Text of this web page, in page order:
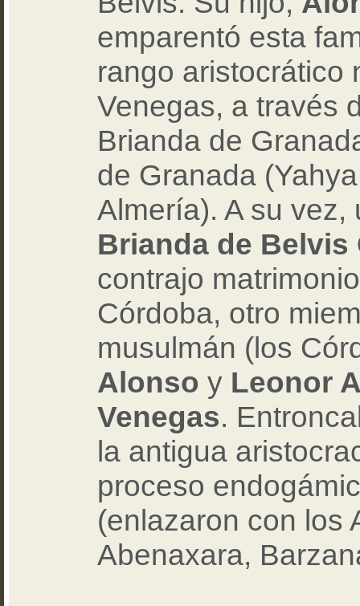
emparentó esta
rango aristocrático
Venegas, a través
Brianda de
de Granada
Almería). A su vez,
Brianda de Belvis
contrajo
Córdoba, otro
musulmán (los
Alonso y Leonor
Venegas.
la antigua
proceso
(enlazaron con los
Abenaxara,